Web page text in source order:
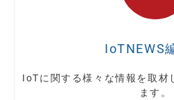
IoTNEWS
IoTに関する様々な情報を取材
ます。